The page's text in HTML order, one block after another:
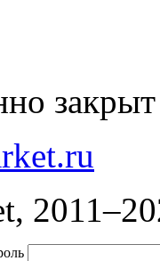
закрыт